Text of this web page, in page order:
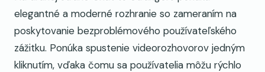
elegantné a moderné rozhranie so zameraním na
poskytovanie bezproblémového používateľského
zážitku. Ponúka spustenie videorozhovorov jedným
kliknutím, vďaka čomu sa používatelia môžu rýchlo